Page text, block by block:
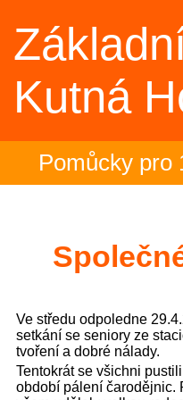
Kutná
Pomůcky pro
2.- 5.ročník na
Třeťáci
Evropská
Ve středu odpoledne
setkání se seniory ze
tvoření a dobré nálady.
Tentokrát se všichni
období pálení čarodějnic.